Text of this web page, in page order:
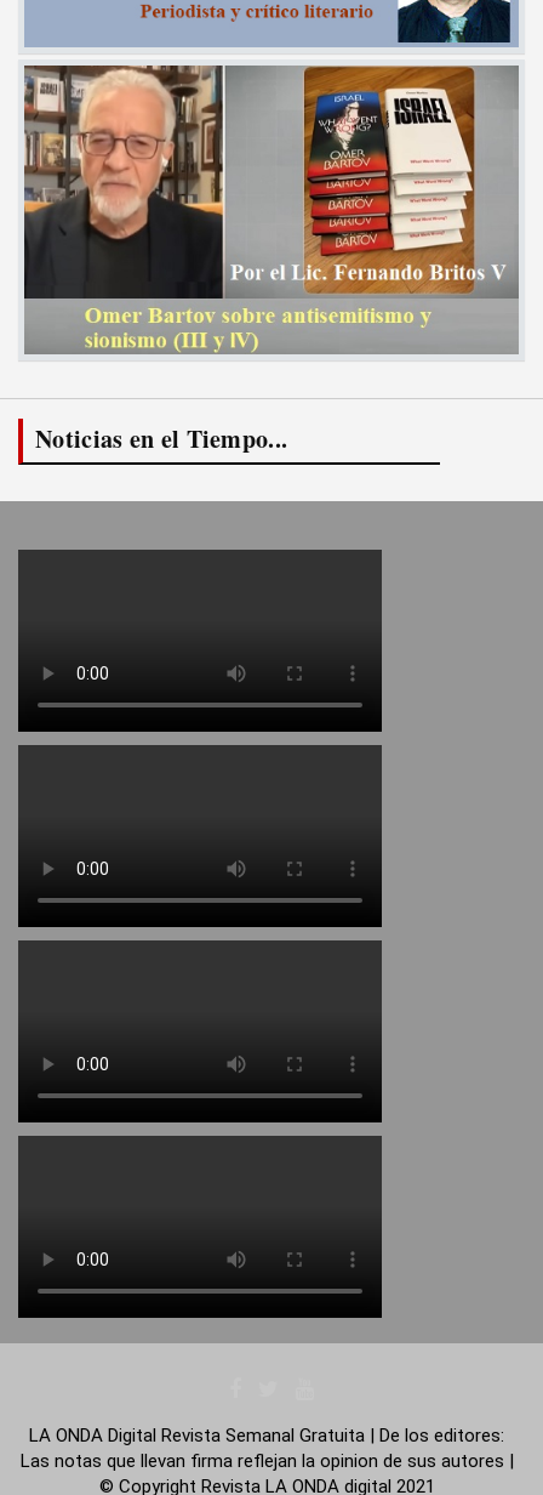
Noticias en el Tiempo...
LA ONDA Digital Revista Semanal Gratuita | De los editores:
Las notas que llevan firma reflejan la opinion de sus autores |
© Copyright Revista LA ONDA digital 2021